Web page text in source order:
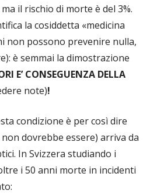
il rischio di morte è del 3%.
la cosiddetta «medicina
non possono prevenire nulla,
è semmai la dimostrazione
E’ CONSEGUENZA DELLA
note)!
condizione è per così dire
dovrebbe essere) arriva da
In Svizzera studiando i
i 50 anni morte in incidenti